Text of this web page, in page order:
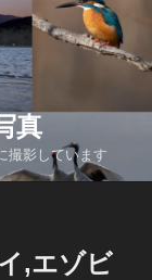
真
撮影しています
,エゾビ